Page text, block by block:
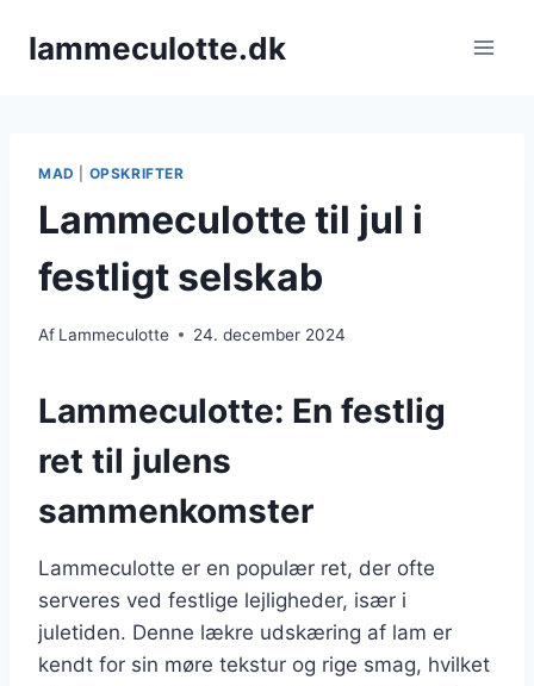
lammeculotte.dk
MAD OPSKRIFTER
Lammeculotte til jul i
festligt selskab
Af Lammeculotte 24. december 2024
Lammeculotte: En festlig
ret til julens
sammenkomster
Lammeculotte er en populær ret, der ofte
serveres ved festlige lejligheder, især i
juletiden. Denne lækre udskæring af lam er
kendt for sin møre tekstur og rige smag, hvilket